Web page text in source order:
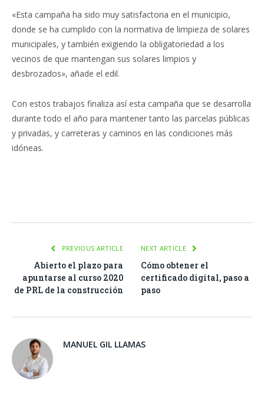
«Esta campaña ha sido muy satisfactoria en el municipio,
donde se ha cumplido con la normativa de limpieza de solares
municipales, y también exigiendo la obligatoriedad a los
vecinos de que mantengan sus solares limpios y
desbrozados», añade el edil.
Con estos trabajos finaliza así esta campaña que se desarrolla
durante todo el año para mantener tanto las parcelas públicas
y privadas, y carreteras y caminos en las condiciones más
idóneas.
PREVIOUS ARTICLE
Abierto el plazo para
apuntarse al curso 2020
de PRL de la construcción
NEXT ARTICLE
Cómo obtener el
certificado digital, paso a
paso
MANUEL GIL LLAMAS